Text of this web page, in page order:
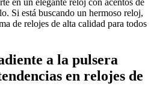
Si está buscando un hermoso reloj,
de relojes de alta calidad para todos
a la pulsera
en relojes de